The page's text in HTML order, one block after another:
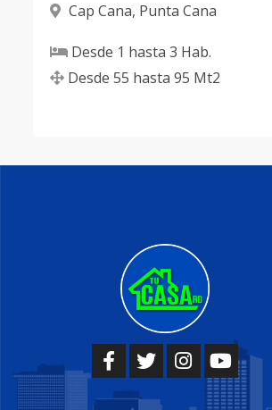
Cap Cana, Punta Cana
Desde 1 hasta 3 Hab.
Desde 55 hasta 95 Mt2